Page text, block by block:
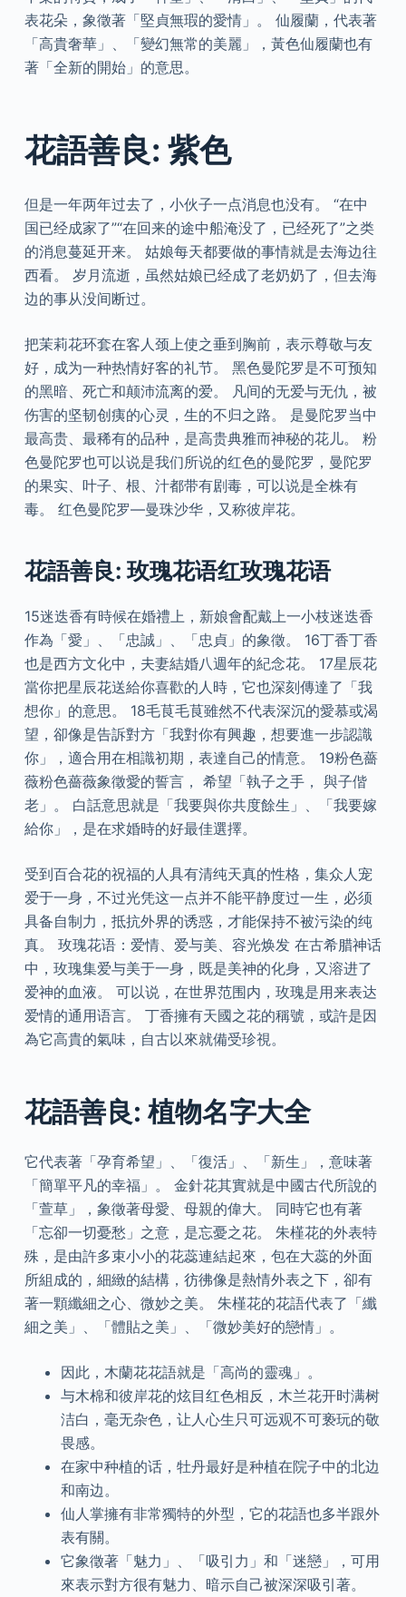
表花朵，象徵著「堅貞無瑕的愛情」。 仙履蘭，代表著
「高貴奢華」、「變幻無常的美麗」，黃色仙履蘭也有
著「全新的開始」的意思。
花語善良: 紫色
但是一年两年过去了，小伙子一点消息也没有。 “在中
国已经成家了”“在回来的途中船淹没了，已经死了”之类
的消息蔓延开来。 姑娘每天都要做的事情就是去海边往
西看。 岁月流逝，虽然姑娘已经成了老奶奶了，但去海
边的事从没间断过。
把茉莉花环套在客人颈上使之垂到胸前，表示尊敬与友
好，成为一种热情好客的礼节。 黑色曼陀罗是不可预知
的黑暗、死亡和颠沛流离的爱。 凡间的无爱与无仇，被
伤害的坚韧创痍的心灵，生的不归之路。 是曼陀罗当中
最高贵、最稀有的品种，是高贵典雅而神秘的花儿。 粉
色曼陀罗也可以说是我们所说的红色的曼陀罗，曼陀罗
的果实、叶子、根、汁都带有剧毒，可以说是全株有
毒。 红色曼陀罗—曼珠沙华，又称彼岸花。
花語善良: 玫瑰花语红玫瑰花语
15迷迭香有時候在婚禮上，新娘會配戴上一小枝迷迭香
作為「愛」、「忠誠」、「忠貞」的象徵。 16丁香丁香
也是西方文化中，夫妻結婚八週年的紀念花。 17星辰花
當你把星辰花送給你喜歡的人時，它也深刻傳達了「我
想你」的意思。 18毛茛毛茛雖然不代表深沉的愛慕或渴
望，卻像是告訴對方「我對你有興趣，想要進一步認識
你」，適合用在相識初期，表達自己的情意。 19粉色薔
薇粉色薔薇象徵愛的誓言， 希望「執子之手， 與子偕
老」。 白話意思就是「我要與你共度餘生」、「我要嫁
給你」，是在求婚時的好最佳選擇。
受到百合花的祝福的人具有清纯天真的性格，集众人宠
爱于一身，不过光凭这一点并不能平静度过一生，必须
具备自制力，抵抗外界的诱惑，才能保持不被污染的纯
真。 玫瑰花语：爱情、爱与美、容光焕发 在古希腊神话
中，玫瑰集爱与美于一身，既是美神的化身，又溶进了
爱神的血液。 可以说，在世界范围内，玫瑰是用来表达
爱情的通用语言。 丁香擁有天國之花的稱號，或許是因
為它高貴的氣味，自古以來就備受珍視。
花語善良: 植物名字大全
它代表著「孕育希望」、「復活」、「新生」，意味著
「簡單平凡的幸福」。 金針花其實就是中國古代所說的
「萱草」，象徵著母愛、母親的偉大。 同時它也有著
「忘卻一切憂愁」之意，是忘憂之花。 朱槿花的外表特
殊，是由許多束小小的花蕊連結起來，包在大蕊的外面
所組成的，細緻的結構，彷彿像是熱情外表之下，卻有
著一顆纖細之心、微妙之美。 朱槿花的花語代表了「纖
細之美」、「體貼之美」、「微妙美好的戀情」。
因此，木蘭花花語就是「高尚的靈魂」。
与木棉和彼岸花的炫目红色相反，木兰花开时满树
洁白，毫无杂色，让人心生只可远观不可亵玩的敬
畏感。
在家中种植的话，牡丹最好是种植在院子中的北边
和南边。
仙人掌擁有非常獨特的外型，它的花語也多半跟外
表有關。
它象徵著「魅力」、「吸引力」和「迷戀」，可用
來表示對方很有魅力、暗示自己被深深吸引著。